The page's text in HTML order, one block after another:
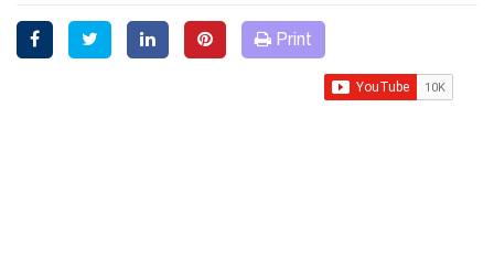
Print